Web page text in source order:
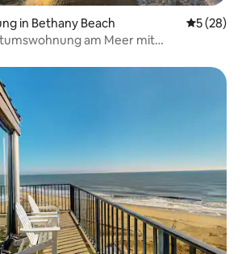
in Bethany Beach
5 (28)
am Meer mit